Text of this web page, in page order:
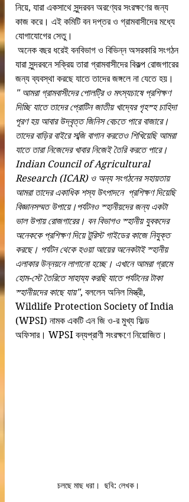
নিয়ে, যারা একসাথে সুন্দরবন অরণ্যের সংরক্ষণের জন্য
কাজ করে। এই কমিটি বন দপ্তর ও গ্রামবাসীদের মধ্যে
যোগাযোগের সেতু।
যারা সুন্দরবনে সক্রিয় তারা গ্রামবাসীদের বিকল্প রোজগারের
জন্য ব্যবস্থা করছে যাতে তাদের জঙ্গলে না যেতে হয়।
" আমরা গ্রামবাসীদের পোলট্রি ও মৎস্যচাষে প্রশিক্ষণ
দিচ্ছি যাতে তাদের প্রোটিন জাতীয় খাদ্যের গৃহস্হ চাহিদা
পূরণ হয় আবার উদ্বৃত্ত জিনিস বেচতে পারে বাজারে।
তাদের বাড়ির বাইরে সব্জি বাগান করতেও শিখিয়েছি আমরা
যাতে তারা নিজেদের খাবার নিজেই তৈরি করতে পারে।
Indian Council of Agricultural
Research (ICAR) ও অন্য সংগঠনের সহায়তায়
আমরা তাদের একাধিক শস্য উৎপাদনে  প্রশিক্ষণ দিয়েছি
বিজ্ঞানসম্মত উপায়ে।পর্যটনও স্হানীয়দের জন্য একটা
ভাল উপায় রোজগারের। বন বিভাগও স্হানীয় যুবকদের
অনেককে প্রশিক্ষণ দিয়ে টুরিস্ট গাইডের কাজে নিযুক্ত
করছে। পর্যটন থেকে হওয়া আয়ের অনেকটাই স্হানীয়
এলাকার উন্নয়নে লাগানো হচ্ছে। এখানে আমরা গ্রামে
হোম-স্টে তৈরিতে সাহায্য করছি যাতে পর্যটনের টাকা
স্হানীয়দের কাছে যায়", বললেন অনিল মিস্ত্রী,
Wildlife Protection Society of India
(WPSI) নামক একটি এন জি ও-র মুখ্য ফিল্ড
অফিসার। WPSI বন্যপ্রাণী সংরক্ষণে নিয়োজিত।
চলছে মাছ ধরা।  ছবি: লেখক।